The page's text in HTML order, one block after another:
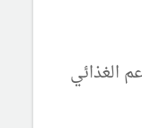
الغذائي